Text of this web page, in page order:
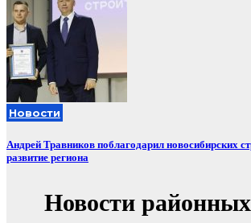
Новости
Андрей Травников поблагодарил новосибирских
развитие региона